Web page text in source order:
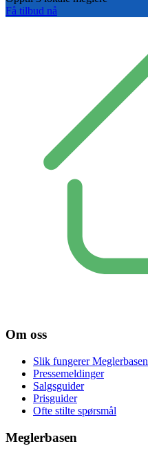
Få tilbud nå
Om oss
Slik fungerer Meglerbasen
Pressemeldinger
Salgsguider
Prisguider
Ofte stilte spørsmål
Meglerbasen